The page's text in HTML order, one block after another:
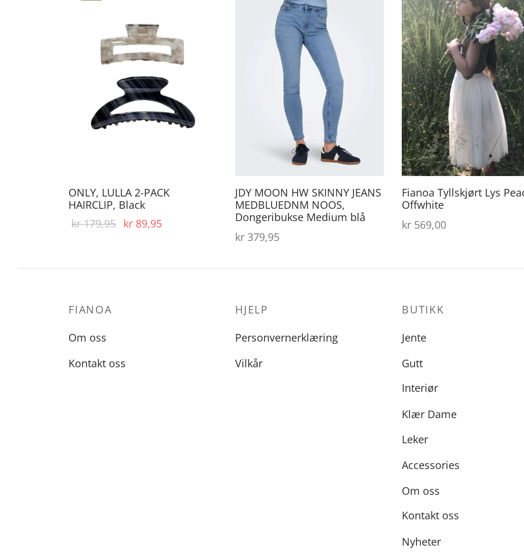
ONLY, LULLA 2-PACK
HAIRCLIP, Black
kr179,95 Opprinnelig
kr 89,95
produktet
varianter.
Alternativene
på
produktsiden
JDY MOON HW SKINNY JEANS
MEDBLUEDNM NOOS,
Dongeribukse Medium blå
kr 379,95
Fianoa Tyllskjørt Lys
Offwhite
kr 569,00
FIANOA
Om oss
Kontakt oss
HJELP
Personvernerklæring
Vilkår
BUTIKK
Jente
Gutt
Interiør
Klær Dame
Leker
Accessories
Om oss
Kontakt oss
Nyheter